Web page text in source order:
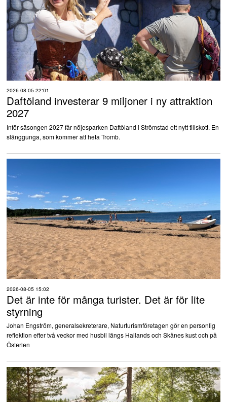
2026-08-05 22:01
Daftöland investerar 9 miljoner i ny attraktion
2027
Inför säsongen 2027 får nöjesparken Daftöland i Strömstad ett nytt tillskott. En
slänggunga, som kommer att heta Tromb.
2026-08-05 15:02
Det är inte för många turister. Det är för lite
styrning
Johan Engström, generalsekreterare, Naturturismföretagen gör en personlig
reflektion efter två veckor med husbil längs Hallands och Skånes kust och på
Österlen